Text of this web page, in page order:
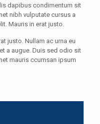
dapibus condimentum sit
nibh vulputate cursus a
Mauris in erat justo.
justo. Nullam ac urna eu
a augue. Duis sed odio sit
mauris ccumsan ipsum